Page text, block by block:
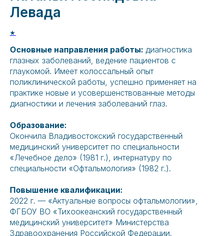
Левада
★
Основные направления работы: диагностика
глазных заболеваний, ведение пациентов с
глаукомой. Имеет колоссальный опыт
поликлинической работы, успешно применяет на
практике новые и усовершенствованные методы
диагностики и лечения заболеваний глаз.
Образование:
Окончила Владивостокский государственный
медицинский университет по специальности
«Лечебное дело» (1981 г.), интернатуру по
специальности «Офтальмология» (1982 г.).
Повышение квалификации:
2022 г. — «Актуальные вопросы офтальмологии»,
ФГБОУ ВО «Тихоокеанский государственный
медицинский университет» Министерства
Здравоохранения Российской Федерации.